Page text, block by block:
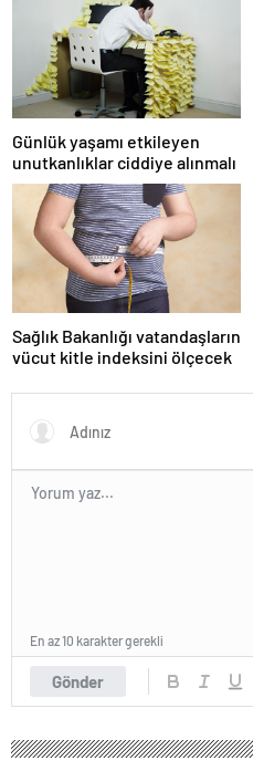
Günlük yaşamı etkileyen
unutkanlıklar ciddiye alınmalı
Sağlık Bakanlığı vatandaşların
vücut kitle indeksini ölçecek
Gönder
En az 10 karakter gerekli